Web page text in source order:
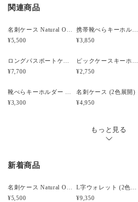
クロネコヤマト宅急便コンパクト
¥11,000以上のご注文で送料無料
関連商品
名刺ケース Natural Oiled NUME
¥5,500
携帯靴べらキーホルダー Minerva Box Blue (Italian Leather)
¥3,850
ロングパスポートケース (2色展開)
¥7,700
ピックケースキーホルダー (2色展開)
¥2,750
靴べらキーホルダー ロシアンカーフ調レザー (2色展開)
¥3,300
名刺ケース (2色展開)
¥4,950
もっと見る
新着商品
名刺ケース Natural Oiled NUME
¥5,500
L字ウォレット (2色展開)
¥9,350